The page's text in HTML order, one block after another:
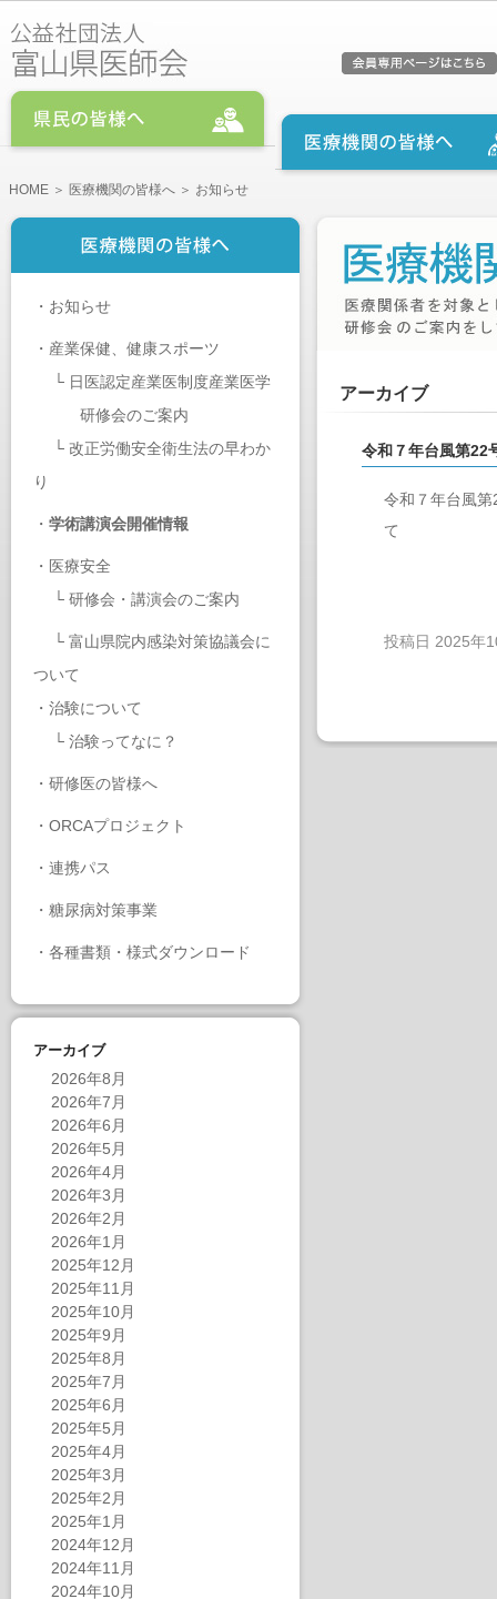
HOME ＞ 医療機関の皆様へ ＞ お知らせ
・ お知らせ
・ 産業保健、健康スポーツ
└ 日医認定産業医制度産業医学
研修会のご案内
└ 改正労働安全衛生法の早わか
り
・ 学術講演会開催情報
・ 医療安全
└ 研修会・講演会のご案内
└ 富山県院内感染対策協議会に
ついて
・ 治験について
└ 治験ってなに？
・ 研修医の皆様へ
・ ORCAプロジェクト
・ 連携パス
・ 糖尿病対策事業
・ 各種書類・様式ダウンロード
アーカイブ
2026年8月
2026年7月
2026年6月
2026年5月
2026年4月
2026年3月
2026年2月
2026年1月
2025年12月
2025年11月
2025年10月
2025年9月
2025年8月
2025年7月
2025年6月
2025年5月
2025年4月
2025年3月
2025年2月
2025年1月
2024年12月
2024年11月
2024年10月
アーカイブ
令和７年台風第22
令和７年台風
て
投稿日 2025年